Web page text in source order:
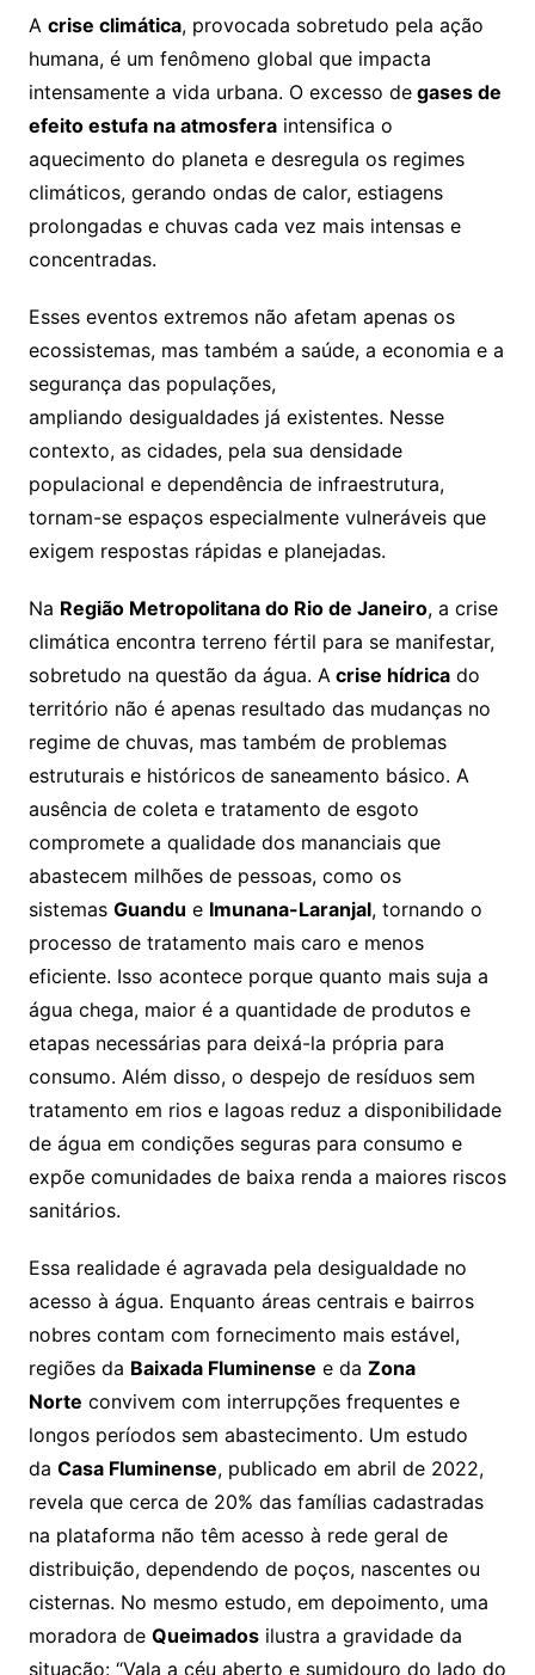
A crise climática, provocada sobretudo pela ação
humana, é um fenômeno global que impacta
intensamente a vida urbana. O excesso degases de
efeito estufa na atmosferaintensifica o
aquecimento do planeta e desregula os regimes
climáticos, gerando ondas de calor, estiagens
prolongadas e chuvas cada vez mais intensas e
concentradas.
Esses eventos extremos não afetam apenas os
ecossistemas, mas também a saúde, a economia e a
segurança das populações,
ampliando desigualdades já existentes. Nesse
contexto, as cidades, pela sua densidade
populacional e dependência de infraestrutura,
tornam-se espaços especialmente vulneráveis que
exigem respostas rápidas e planejadas.
Na Região Metropolitana do Rio de Janeiro, a crise
climática encontra terreno fértil para se manifestar,
sobretudo na questão da água. Acrise hídricado
território não é apenas resultado das mudanças no
regime de chuvas, mas também de problemas
estruturais e históricos de saneamento básico. A
ausência de coleta e tratamento de esgoto
compromete a qualidade dos mananciais que
abastecem milhões de pessoas, como os
sistemas Guandu e Imunana-Laranjal, tornando o
processo de tratamento mais caro e menos
eficiente. Isso acontece porque quanto mais suja a
água chega, maior é a quantidade de produtos e
etapas necessárias para deixá-la própria para
consumo. Além disso, o despejo de resíduos sem
tratamento em rios e lagoas reduz a disponibilidade
de água em condições seguras para consumo e
expõe comunidades de baixa renda a maiores riscos
sanitários.
Essa realidade é agravada pela desigualdade no
acesso à água. Enquanto áreas centrais e bairros
nobres contam com fornecimento mais estável,
regiões da Baixada Fluminense e da Zona
Norte convivem com interrupções frequentes e
longos períodos sem abastecimento. Um estudo
da Casa Fluminense, publicado em abril de 2022,
revela que cerca de 20% das famílias cadastradas
na plataforma não têm acesso à rede geral de
distribuição, dependendo de poços, nascentes ou
cisternas. No mesmo estudo, em depoimento, uma
moradora de Queimadosilustra a gravidade da
situação: “Vala a céu aberto e sumidouro do lado do